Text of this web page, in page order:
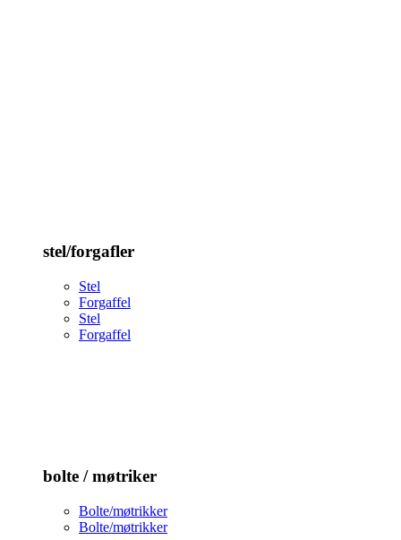
stel/forgafler
Stel
Forgaffel
Stel
Forgaffel
bolte / møtriker
Bolte/møtrikker
Bolte/møtrikker